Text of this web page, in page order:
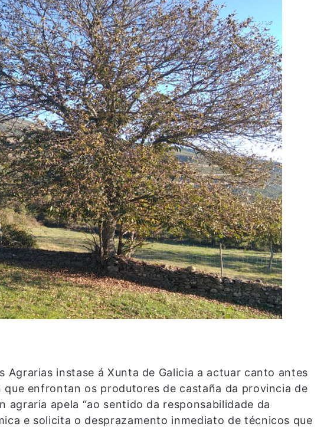
Agrarias instase á Xunta de Galicia a actuar canto antes
enfrontan os produtores de castaña da provincia de
agraria apela “ao sentido da responsabilidade da
e solicita o desprazamento inmediato de técnicos que